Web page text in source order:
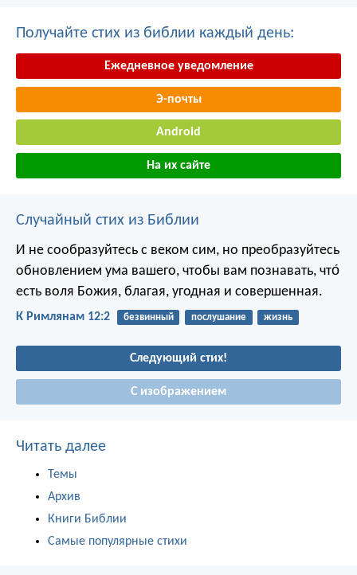
Получайте стих из библии каждый день:
Ежедневное уведомление
Э-почты
Android
На их сайте
Случайный стих из Библии
И не сообразуйтесь с веком сим, но преобразуйтесь
обновлением ума вашего, чтобы вам познавать, что́
есть воля Божия, благая, угодная и совершенная.
К Римлянам 12:2 безвинный послушание жизнь
Следующий стих!
С изображением
Читать далее
Темы
Архив
Книги Библии
Самые популярные стихи